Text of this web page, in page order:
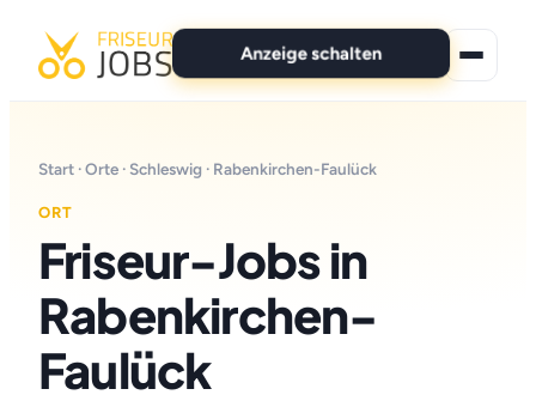
Anzeige schalten
Für Bewerber
Marken
News
Start ·Orte · Schleswig · Rabenkirchen-Faulück
ORT
Friseur-Jobs in
Rabenkirchen-
Faulück